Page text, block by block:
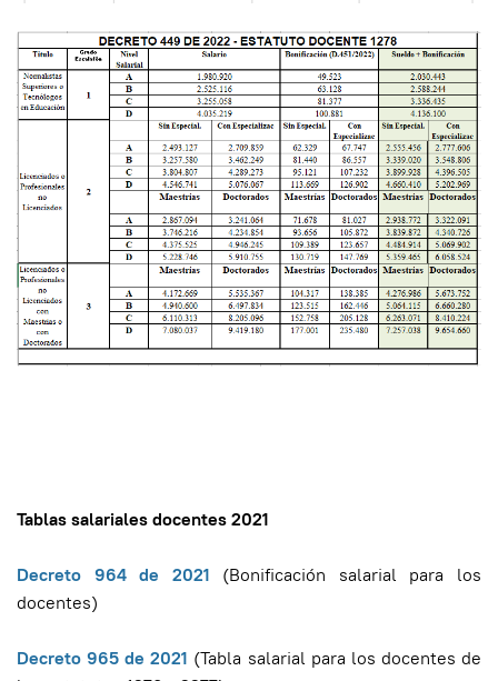
Tablas salariales docentes 2021
Decreto 964 de 2021
(Bonificación salarial para los
docentes)
Decreto 965 de 2021 (Tabla salarial para los docentes de